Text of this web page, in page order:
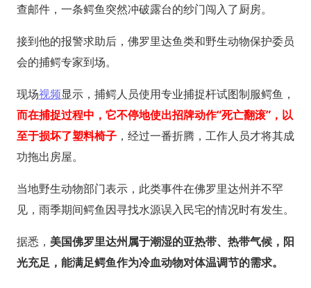
查邮件，一条鳄鱼突然冲破露台的纱门闯入了厨房。
接到他的报警求助后，佛罗里达鱼类和野生动物保护委员
会的捕鳄专家到场。
现场视频显示，捕鳄人员使用专业捕捉杆试图制服鳄鱼，
而在捕捉过程中，它不停地使出招牌动作“死亡翻滚”，以
至于损坏了塑料椅子，经过一番折腾，工作人员才将其成
功拖出房屋。
当地野生动物部门表示，此类事件在佛罗里达州并不罕
见，雨季期间鳄鱼因寻找水源误入民宅的情况时有发生。
据悉， 美国佛罗里达州属于潮湿的亚热带、热带气候，阳
光充足，能满足鳄鱼作为冷血动物对体温调节的需求。